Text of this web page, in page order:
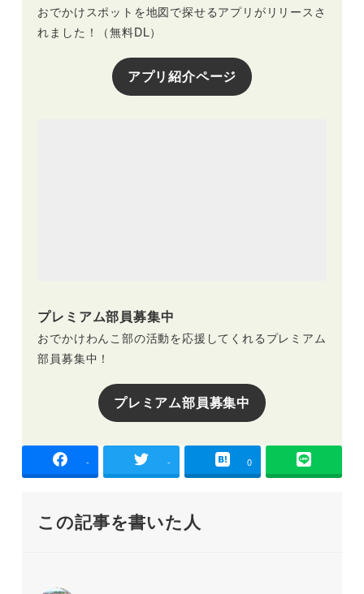
おでかけスポットを地図で探せるアプリがリリースさ
れました！（無料DL）
アプリ紹介ページ
プレミアム部員募集中
おでかけわんこ部の活動を応援してくれるプレミアム
部員募集中！
プレミアム部員募集中
- - 0
この記事を書いた人